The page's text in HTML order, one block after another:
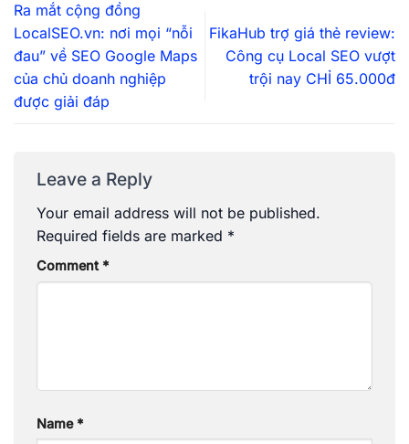
Ra mắt cộng đồng
LocalSEO.vn: nơi mọi “nỗi
đau” về SEO Google Maps
của chủ doanh nghiệp
được giải đáp
FikaHub trợ giá thẻ review:
Công cụ Local SEO vượt
trội nay CHỈ 65.000đ
Leave a Reply
Your email address will not be published.
Required fields are marked *
Comment *
Name *